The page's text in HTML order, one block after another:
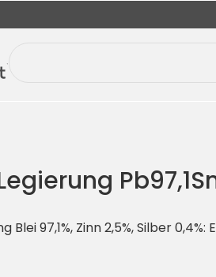
Blei 97,1%, Zinn 2,5%, Silber